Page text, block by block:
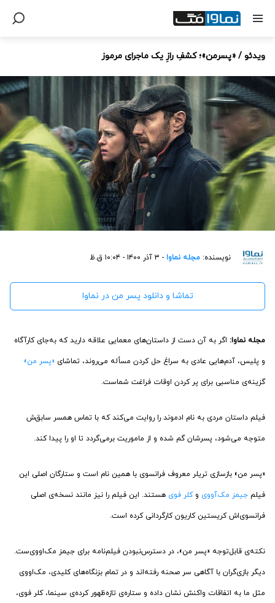
ویدئو / «پسرمن»؛ کشفِ رازِ یک ماجرای مرموز
نویسنده: مجله نماوا - ۳ آذر ۱۴۰۰ - ۱۰:۰۴ ق.ظ
تماشا و دانلود پسر من در نماوا
مجله نماوا: اگر به آن دست از داستان‌های معمایی علاقه دارید که به‌جای کارآگاه
و پلیس، آدم‌هایی عادی به سراغ حل‌ کردن مسأله می‌روند، تماشای «پسر من»
گزینه‌ی مناسبی برای پر کردن اوقات فراغت شماست.
فیلم داستان مردی به نام ادموند را روایت می‌کند که با تماس همسر سابق‌ش
متوجه می‌شود، پسرشان گم شده و از ماموریت برمی‌گردد تا او را پیدا کند.
«پسر من» بازسازی تریلر معروف فرانسوی با همین نام است و ستارگان اصلی این
فیلم جیمز مک‌آووی وکلر فوی‌ هستند. این فیلم را نیز مانند نسخه‌ی اصلی
فرانسوی‌اش کریستین کاریون کارگردانی کرده است.
نکته‌ی قابل‌توجه «پسر من»، در دسترس‌نبودن فیلم‌نامه برای جیمز مک‌اووی‌ست.
دیگر بازی‌گران با آگاهی سر صحنه رفته‌اند و در تمام بزنگاه‌های کلیدی، مک‌اووی
مثل ما به اتفاقات واکنش نشان داده و ستاره‌ی تازه‌ظهور کرده‌ی سینما، کلر فوی،